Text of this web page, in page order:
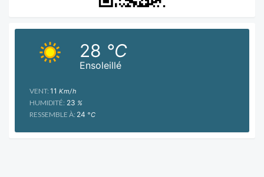
Ensoleillé
28 °C
VENT: 11 Km/h
HUMIDITÉ: 23 %
RESSEMBLE À: 24 °C